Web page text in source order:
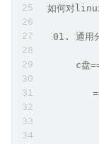
如何对linux
01. 通用
c盘